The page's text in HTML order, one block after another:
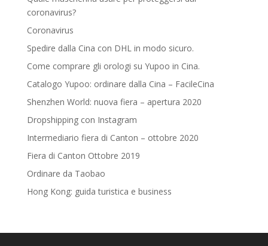
coronavirus?
Coronavirus
Spedire dalla Cina con DHL in modo sicuro.
Come comprare gli orologi su Yupoo in Cina.
Catalogo Yupoo: ordinare dalla Cina – FacileCina
Shenzhen World: nuova fiera – apertura 2020
Dropshipping con Instagram
Intermediario fiera di Canton – ottobre 2020
Fiera di Canton Ottobre 2019
Ordinare da Taobao
Hong Kong: guida turistica e business